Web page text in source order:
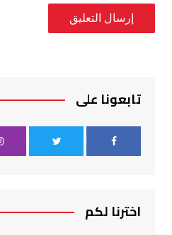
تابعونا على
اخترنا لكم